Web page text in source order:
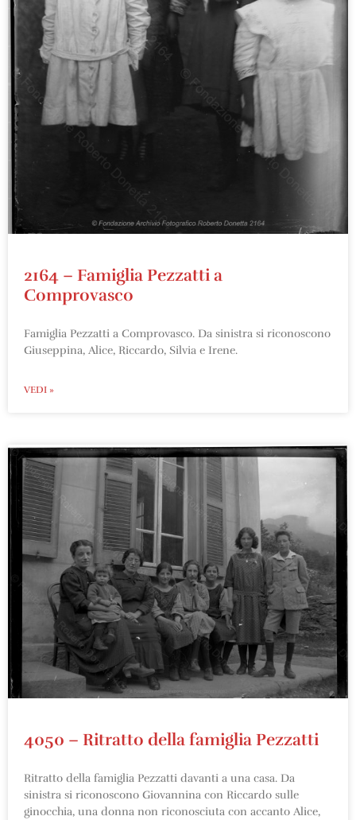
2164 – Famiglia Pezzatti a
Comprovasco
Famiglia Pezzatti a Comprovasco. Da sinistra si riconoscono
Giuseppina, Alice, Riccardo, Silvia e Irene.
VEDI »
4050 – Ritratto della famiglia Pezzatti
Ritratto della famiglia Pezzatti davanti a una casa. Da
sinistra si riconoscono Giovannina con Riccardo sulle
ginocchia, una donna non riconosciuta con accanto Alice,